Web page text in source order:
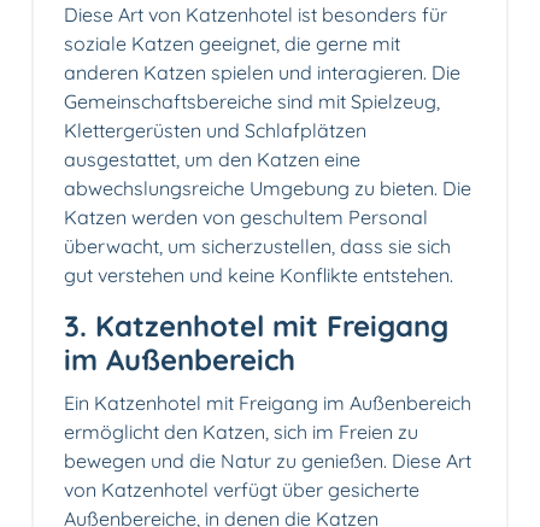
Diese Art von Katzenhotel ist besonders für
soziale Katzen geeignet, die gerne mit
anderen Katzen spielen und interagieren. Die
Gemeinschaftsbereiche sind mit Spielzeug,
Klettergerüsten und Schlafplätzen
ausgestattet, um den Katzen eine
abwechslungsreiche Umgebung zu bieten. Die
Katzen werden von geschultem Personal
überwacht, um sicherzustellen, dass sie sich
gut verstehen und keine Konflikte entstehen.
3. Katzenhotel mit Freigang
im Außenbereich️
Ein Katzenhotel mit Freigang im Außenbereich
ermöglicht den Katzen, sich im Freien zu
bewegen und die Natur zu genießen. Diese Art
von Katzenhotel verfügt über gesicherte
Außenbereiche, in denen die Katzen